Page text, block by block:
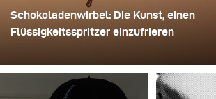
Schokoladenwirbel: Die Kunst, einen
Flüssigkeitsspritzer einzufrieren
günstiger Einweg-Sektgläser aus
entfernte die Standfüße, bohrte ein